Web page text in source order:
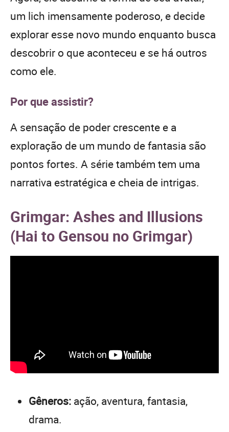
um lich imensamente poderoso, e decide
explorar esse novo mundo enquanto busca
descobrir o que aconteceu e se há outros
como ele.
Por que assistir?
A sensação de poder crescente e a
exploração de um mundo de fantasia são
pontos fortes. A série também tem uma
narrativa estratégica e cheia de intrigas.
Grimgar: Ashes and Illusions
(Hai to Gensou no Grimgar)
Gêneros: ação, aventura, fantasia,
drama.